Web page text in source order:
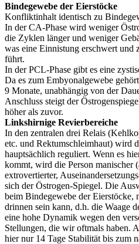
Bindegewebe der Eierstöcke
Konfliktinhalt identisch zu
In der CA-Phase wird weniger
die Zyklen länger und weniger
was eine Einnistung erschwert und
führt.
In der PCL-Phase gibt es eine
Da es zum Embyonalgewebe
9 Monate, unabhängig von der
Anschluss steigt der
höher als zuvor.
Linkshirnige Revierbereiche
In den zentralen drei Relais
etc. und Rektumschleimhaut) wird
hauptsächlich reguliert. Wenn es
kommt, wird die Person manischer
extrovertierter,
sich der Östrogen-Spiegel. Die
beim Bindegewebe der Eierstöcke,
drinnen sein kann, d.h. die Waage
eine hohe Dynamik wegen den
Stellungen, die wir oftmals haben.
hier nur 14 Tage Stabilität bis zum